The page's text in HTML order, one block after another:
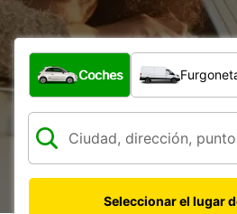
¿Qué tipo de vehículo?
Coches
Seleccionar el lugar